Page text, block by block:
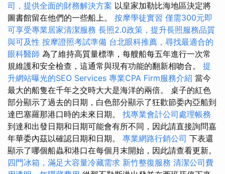
司，提供全面的財務解決方案 以皇家加勒比海地區決定將
圖書館留在他們的一些船上。 按摩學徒實習 僅需300元即
可享受專業居家清潔服務 長照2.0政策，提升長照服務品質
與可及性 按摩證照考試準備 台北眼科推薦，尋找最適合的
眼科醫師 為了維持高質量標準，每艘船每五年進行一次常
規維護和安全檢查，這通常與現有功能的翻新相吻合。 提
升網站曝光的SEO Services 專業CPA Firm服務介紹 當今
最大的船隻在千年之交時大大是海洋的兩倍。 桌子的紅色
部分顯示了過去的日期，白色部分顯示了狂歡節委內亞船到
達巴塞羅那港口時的未來日期。 找專業會計公司處理帳務
到達和出發日期和日期可能會有所不同，因此請直接詢問嘉
年華委內茲以確認日期和日期。 專業網路行銷公司 下表還
顯示了哪個船蟲和港口在每個月末開始，因此請查看更新。
四門冰箱，滿足大容量冷藏需求 新竹整復服務 清潔公司費